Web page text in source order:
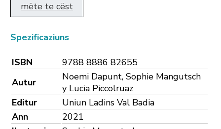
mëte te cëst
Spezificaziuns
ISBN
9788 8886 82655
Autur
Noemi Dapunt, Sophie Mangutsch
y Lucia Piccolruaz
Editur
Uniun Ladins Val Badia
Ann
2021